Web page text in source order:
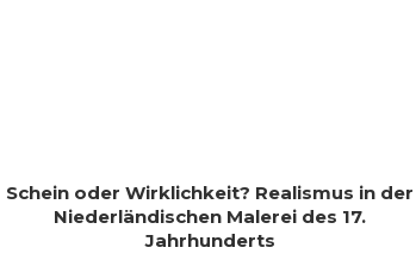
Schein oder Wirklichkeit? Realismus in der
Niederländischen Malerei des 17.
Jahrhunderts